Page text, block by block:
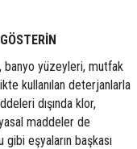
banyo yüzeyleri, mutfak
kullanılan deterjanlarla
dışında klor,
maddeler de
eşyaların başkası